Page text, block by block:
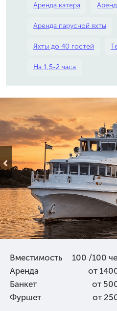
Аренда катера
Аренда парусной яхты
Яхты до 40 гостей
На 1,5-2 часа
Вместимость
100 /100
Аренда
от
Банкет
от
Фуршет
от